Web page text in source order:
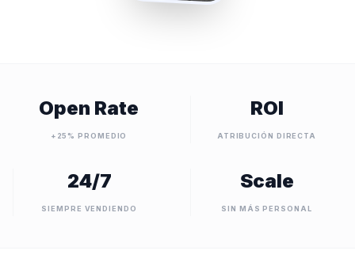
Open Rate
+25% PROMEDIO
ROI
ATRIBUCIÓN DIRECTA
24/7
SIEMPRE VENDIENDO
Scale
SIN MÁS PERSONAL